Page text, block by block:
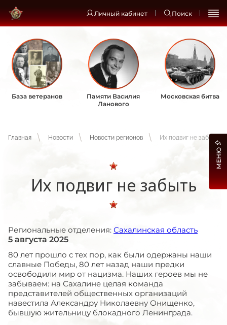
Личный кабинет Поиск
База ветеранов
Памяти Василия
Ланового
Московская битва
Главная Новости Новости регионов Их подвиг не забыть
Их подвиг не забыть
Региональные отделения: Сахалинская область
5 августа 2025
80 лет прошло с тех пор, как были одержаны наши
славные Победы, 80 лет назад наши предки
освободили мир от нацизма. Наших героев мы не
забываем: на Сахалине целая команда
представителей общественных организаций
навестила Александру Николаевну Онищенко,
бывшую жительницу блокадного Ленинграда.
МЕНЮ